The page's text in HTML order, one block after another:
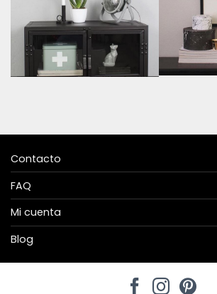
Contacto
FAQ
Mi cuenta
Blog